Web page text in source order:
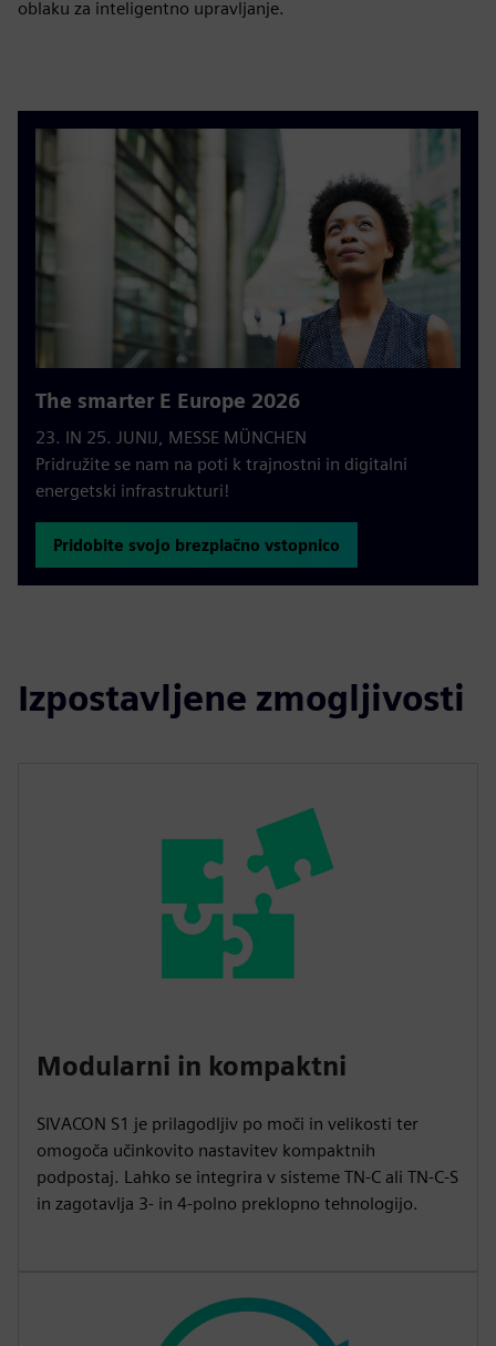
oblaku za inteligentno upravljanje.
The smarter E Europe 2026
23. IN 25. JUNIJ, MESSE MÜNCHEN
Pridružite se nam na poti k trajnostni in digitalni
energetski infrastrukturi!
Pridobite svojo brezplačno vstopnico
Izpostavljene zmogljivosti
Modularni in kompaktni
SIVACON S1 je prilagodljiv po moči in velikosti ter
omogoča učinkovito nastavitev kompaktnih
podpostaj. Lahko se integrira v sisteme TN-C ali TN-C-S
in zagotavlja 3- in 4-polno preklopno tehnologijo.